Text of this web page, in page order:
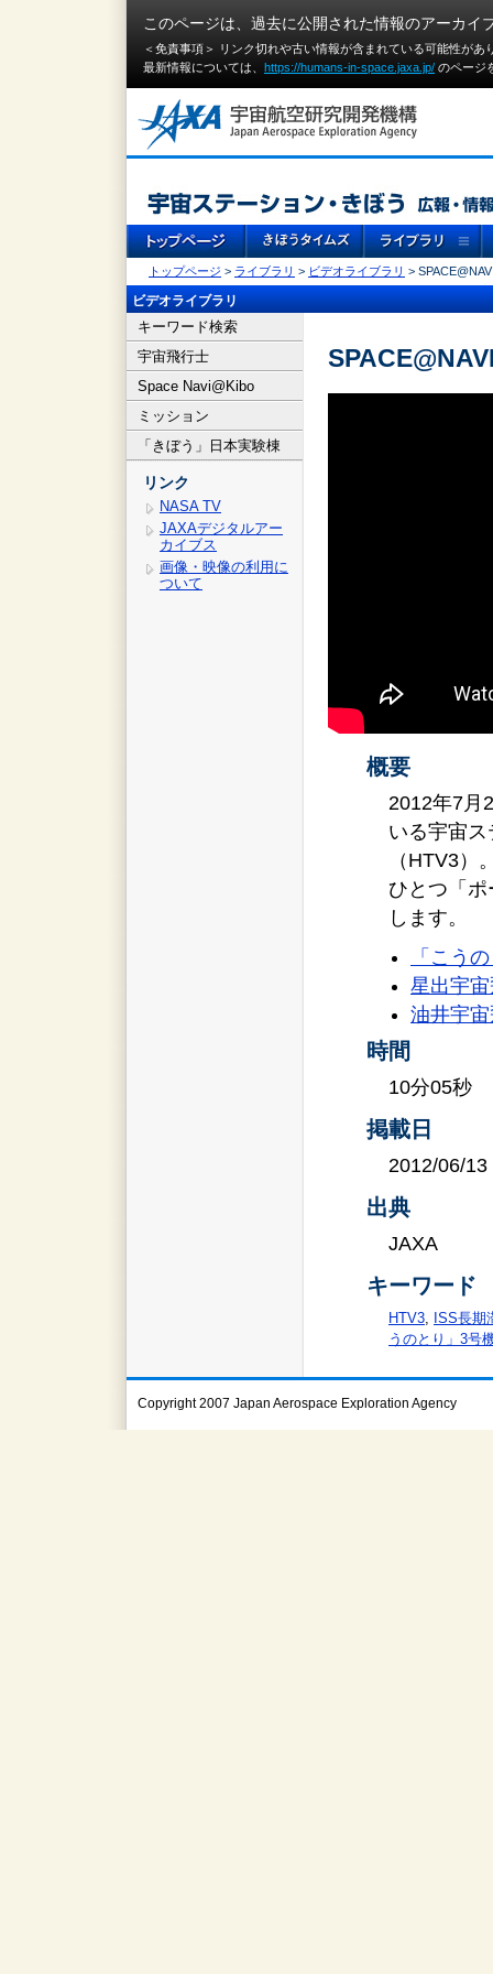
このページは、過去に公開された情報のアーカイ
＜免責事項＞ リンク切れや古い情報が含まれている可能性が
最新情報については、 https://humans-in-space.jaxa.jp/ のページ
トップページ > ライブラリ > ビデオライブラリ >
ビデオライブラリ
キーワード検索
宇宙飛行士
Space Navi@Kibo
ミッション
「きぼう」日本実験棟
リンク
NASA TV
JAXAデジタルアー
カイブス
画像・映像の利用に
ついて
概要
2012年7月
いる宇宙
（HTV3
ひとつ「
します。
「こう
星出宇
油井宇
時間
10分05秒
掲載日
2012/06/13
出典
JAXA
キーワード
HTV3, ISS長期
うのとり」3号
Copyright 2007 Japan Aerospace Exploration Agency